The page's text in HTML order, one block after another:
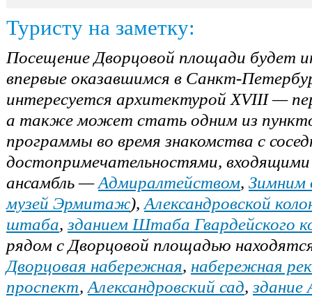
Туристу на заметку:
Посещение Дворцовой площади будет
впервые оказавшимся в Санкт-
интересуется архитектурой XVIII —
а также может стать одним из
программы во время знакомства с
достопримечательностями,
ансамбль —Адмиралтейством, Зимним
музей Эрмитаж), Александровской
штаба,зданием Штаба Гвардейского
рядом с Дворцовой площадью
Дворцовая набережная, набережная
проспект, Александровский сад,здание